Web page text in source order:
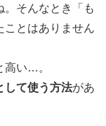
。そんなとき「も
ことはありません
高い…。
して使う方法があ